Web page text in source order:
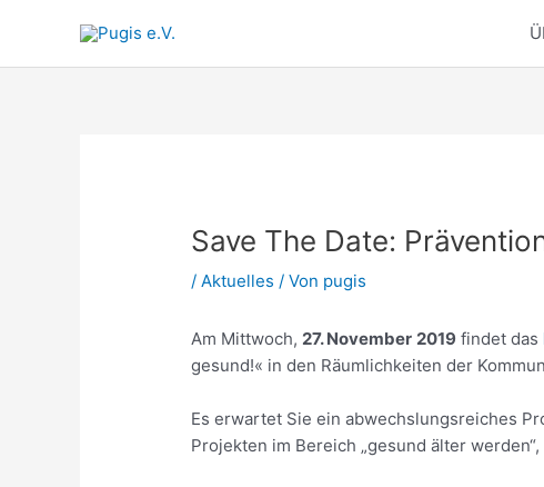
springen
Save The Date:
/Aktuelles / Von pugis
Am Mittwoch, 27. November 2019 findet das
gesund!« in den Räumlichkeiten der
Es erwartet Sie ein abwechslungsreiches
Projekten im Bereich „gesund älter